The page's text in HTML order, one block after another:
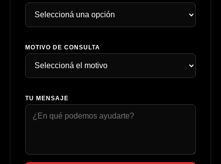
MOTIVO DE CONSULTA
TU MENSAJE